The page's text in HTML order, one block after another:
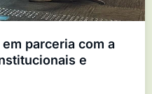
parceria com a
e